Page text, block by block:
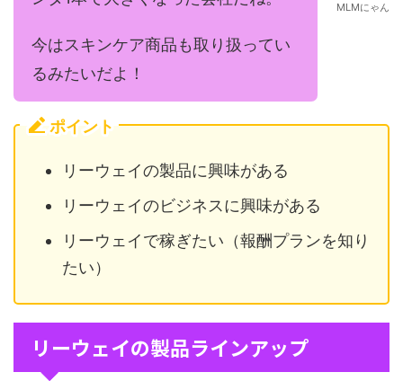
今はスキンケア商品も取り扱ってい
るみたいだよ！
MLMにゃん
ポイント
リーウェイの製品に興味がある
リーウェイのビジネスに興味がある
リーウェイで稼ぎたい（報酬プランを知り
たい）
リーウェイの製品ラインアップ